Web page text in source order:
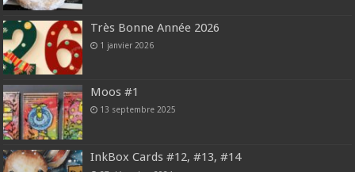
Très Bonne Année 2026
1 janvier 2026
Moos #1
13 septembre 2025
InkBox Cards #12, #13, #14